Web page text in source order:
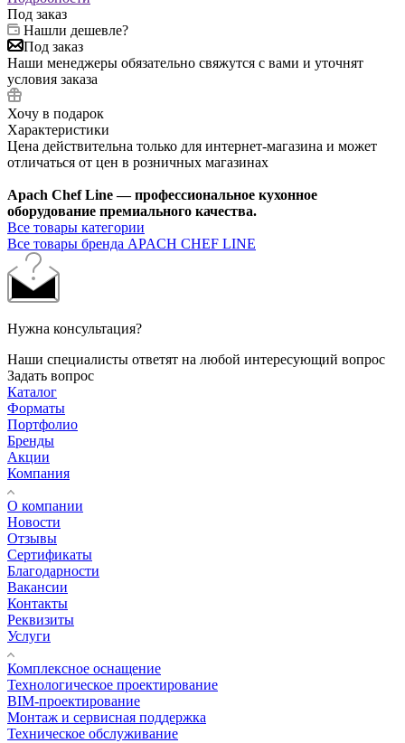
Под заказ
Нашли дешевле?
Под заказ
Наши менеджеры обязательно свяжутся с вами и уточнят
условия заказа
Хочу в подарок
Характеристики
Цена действительна только для интернет-магазина и может
отличаться от цен в розничных магазинах
Apach Chef Line — профессиональное кухонное
оборудование премиального качества.
Все товары категории
Все товары бренда APACH CHEF LINE
Нужна консультация?
Наши специалисты ответят на любой интересующий вопрос
Задать вопрос
Каталог
Форматы
Портфолио
Бренды
Акции
Компания
О компании
Новости
Отзывы
Сертификаты
Благодарности
Вакансии
Контакты
Реквизиты
Услуги
Комплексное оснащение
Технологическое проектирование
BIM-проектирование
Монтаж и сервисная поддержка
Техническое обслуживание